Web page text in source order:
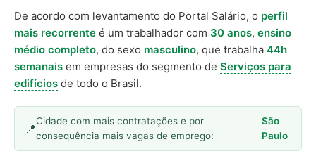
De acordo com levantamento do Portal Salário, o perfil
mais recorrente é um trabalhador com 30 anos, ensino
médio completo, do sexo masculino, que trabalha 44h
semanais em empresas do segmento de Serviços para
edifícios de todo o Brasil.
Cidade com mais contratações e por
consequência mais vagas de emprego:
São
Paulo